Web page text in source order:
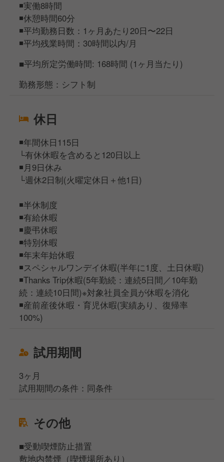
◾️実働8時間
◾️休憩時間60分
◾️平均勤務日数：1ヶ月あたり20日〜22日
◾️平均残業時間：30時間以内/月
■平均所定労働時間: 168時間 (1ヶ月当たり)
勤務形態：シフト制
休日
◾️年間休日115日
└有休休暇を含めると120日以上
◾️月9日休み
└週休2日制(火曜定休日＋他1日)
◾️半休制度
◾️有給休暇
◾️慶弔休暇
◾️特別休暇
◾️年末年始休暇
◾️スペシャルワンデイ休暇(半年に1度、土日休暇)
◾️Thanks Trip休暇(5年勤続：連続5日間／10年勤
続：連続10日間)※対象社員全員が休暇を消化
◾️産前産後休暇・育児休暇(実績あり、復帰率
100%)
試用期間
3ヶ月
試用期間の条件：同条件
その他
■受動喫煙防止措置
敷地内禁煙（喫煙場所あり）